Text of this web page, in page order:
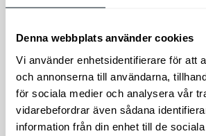
Denna webbplats använder cookies
Vi använder enhetsidentifierare för att
och annonserna till användarna,
för sociala medier och analysera vår
vidarebefordrar även sådana
information från din enhet till de
Kia Laddkabel Mode
för både PHEV & EV
Kia Original Laddkabel
Mode 3,Typ 2 (22kW) 3-
fas för både PHEV & EV
alternativen
kan
väljas
på
produktsidan
Kia
21″
GT 21″
kan
väljas
på